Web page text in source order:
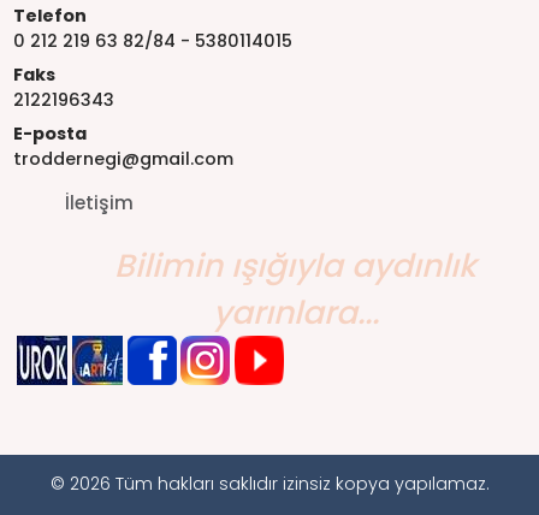
Telefon
0 212 219 63 82/84 - 5380114015
Faks
2122196343
E-posta
troddernegi@gmail.com
İletişim
Bilimin ışığıyla aydınlık
yarınlara...
© 2026 Tüm hakları saklıdır izinsiz kopya yapılamaz.